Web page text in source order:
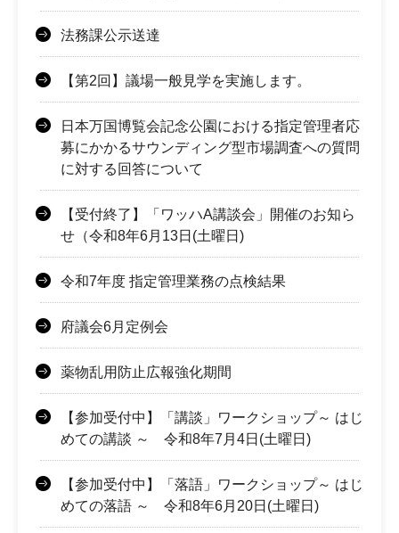
法務課公示送達
【第2回】議場一般見学を実施します。
日本万国博覧会記念公園における指定管理者応
募にかかるサウンディング型市場調査への質問
に対する回答について
【受付終了】「ワッハA講談会」開催のお知ら
せ（令和8年6月13日(土曜日)
令和7年度 指定管理業務の点検結果
府議会6月定例会
薬物乱用防止広報強化期間
【参加受付中】「講談」ワークショップ～ はじ
めての講談 ～ 令和8年7月4日(土曜日)
【参加受付中】「落語」ワークショップ～ はじ
めての落語 ～ 令和8年6月20日(土曜日)